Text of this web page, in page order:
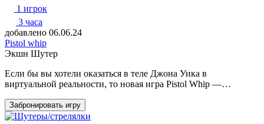
1 игрок
3 часа
добавлено 06.06.24
Pistol whip
Экшн Шутер
Eсли бы вы хотели оказаться в теле Джона Уика в
виртуальной реальности, то новая игра Pistol Whip —…
Забронировать игру